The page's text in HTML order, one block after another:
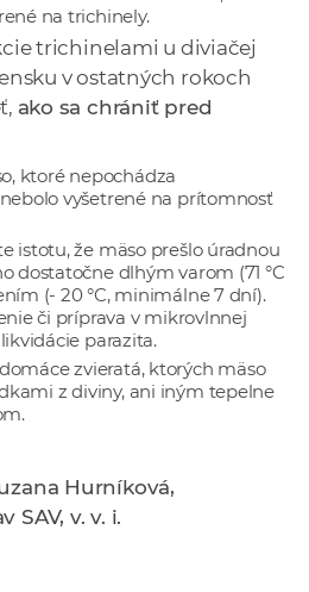
na trichinely.
trichinelami u diviačej
v ostatných rokoch
ako sa chrániť pred
ktoré nepochádza
vyšetrené na prítomnosť
istotu, že mäso prešlo úradnou
dostatočne dlhým varom (71 °C
(- 20 °C, minimálne 7 dní).
či príprava v mikrovlnnej
parazita.
zvieratá, ktorých mäso
z diviny, ani iným tepelne
Hurníková,
SAV, v. v. i.